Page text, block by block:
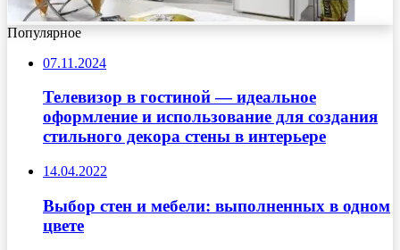
Популярное
07.11.2024
Телевизор в гостиной — идеальное
оформление и использование для создания
стильного декора стены в интерьере
14.04.2022
Выбор стен и мебели: выполненных в одном
цвете